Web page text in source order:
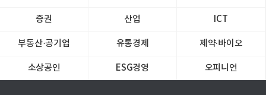
증권 산업 ICT
부동산·공기업 유통경제 제약∙바이오
소상공인 ESG경영 오피니언